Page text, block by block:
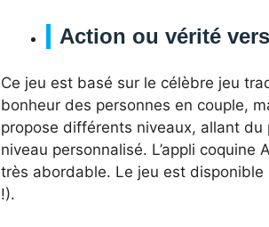
Action ou vérité
Ce jeu est basé sur le célèbre jeu
bonheur des personnes en couple,
propose différents niveaux, allant
niveau personnalisé. L’appli
très abordable. Le jeu est
!).